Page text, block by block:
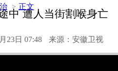
> 正文
中 遭人当街割喉身亡
23日 07:48 来源：安徽卫视